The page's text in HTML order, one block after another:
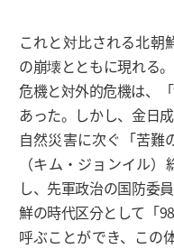
これと対比される北朝
の崩壊とともに現れる
危機と対外的危機は、
あった。しかし、金日
自然災害に次ぐ「苦難
（キム・ジョンイル
し、先軍政治の国防委
鮮の時代区分として「
呼ぶことができ、この